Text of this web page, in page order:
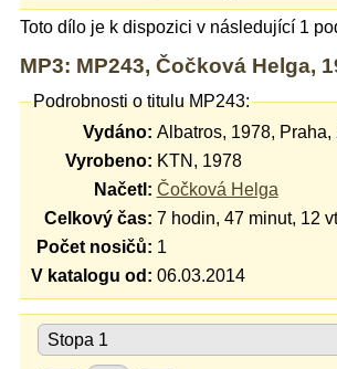
Toto dílo je k dispozici v následující 1
MP3: MP243, Čočková Helga,
Podrobnosti o titulu MP243:
Vydáno: Albatros, 1978, Praha,
Vyrobeno: KTN, 1978
Načetl: Čočková Helga
Celkový čas: 7 hodin, 47 minut, 12
Počet nosičů: 1
V katalogu od: 06.03.2014
Stopa 1